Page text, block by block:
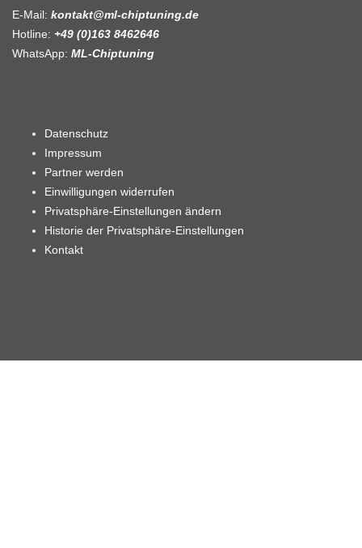
E-Mail: kontakt@ml-chiptuning.de
Hotline: +49 (0)163 8462646
WhatsApp: ML-Chiptuning
Datenschutz
Impressum
Partner werden
Einwilligungen widerrufen
Privatsphäre-Einstellungen ändern
Historie der Privatsphäre-Einstellungen
Kontakt